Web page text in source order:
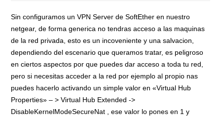
Sin configuramos un VPN Server de SoftEther en nuestro
netgear, de forma generica no tendras acceso a las maquinas
de la red privada, esto es un incoveniente y una salvacion,
dependiendo del escenario que queramos tratar, es peligroso
en ciertos aspectos por que puedes dar acceso a toda tu red,
pero si necesitas acceder a la red por ejemplo al propio nas
puedes hacerlo activando un simple valor en «Virtual Hub
Properties» – > Virtual Hub Extended ->
DisableKernelModeSecureNat , ese valor lo pones en 1 y